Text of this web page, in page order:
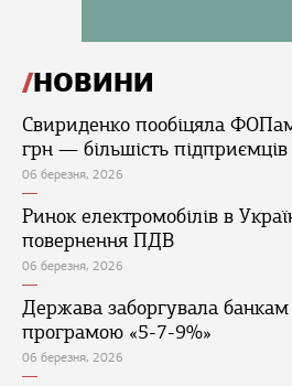
НОВИНИ
Свириденко пообіцяла
грн — більшість
06 березня, 2026
Ринок електромобілів в
повернення ПДВ
06 березня, 2026
Держава заборгувала
програмою «5-7-9%»
06 березня, 2026